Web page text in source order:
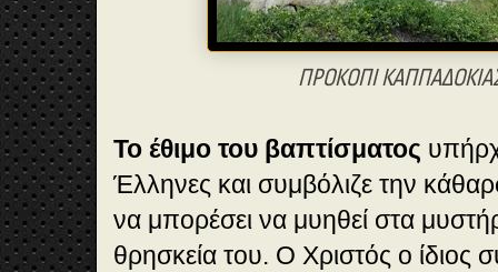
ΠΡΟΚΟΠΙ
Το έθιμο του βαπτίσματος
Έλληνες και συμβόλιζε την
να μπορέσει να μυηθεί στα
θρησκεία του. Ο Χριστός ο ίδιος